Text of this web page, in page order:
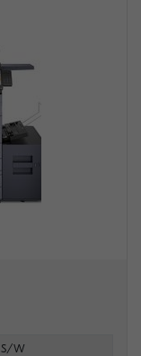
S/W